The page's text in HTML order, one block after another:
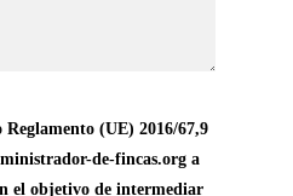
(UE) 2016/67,9
de-fincas.org a
el objetivo de intermediar